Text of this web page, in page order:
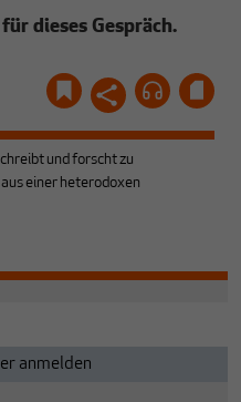
dieses Gespräch.
und forscht zu
einer heterodoxen